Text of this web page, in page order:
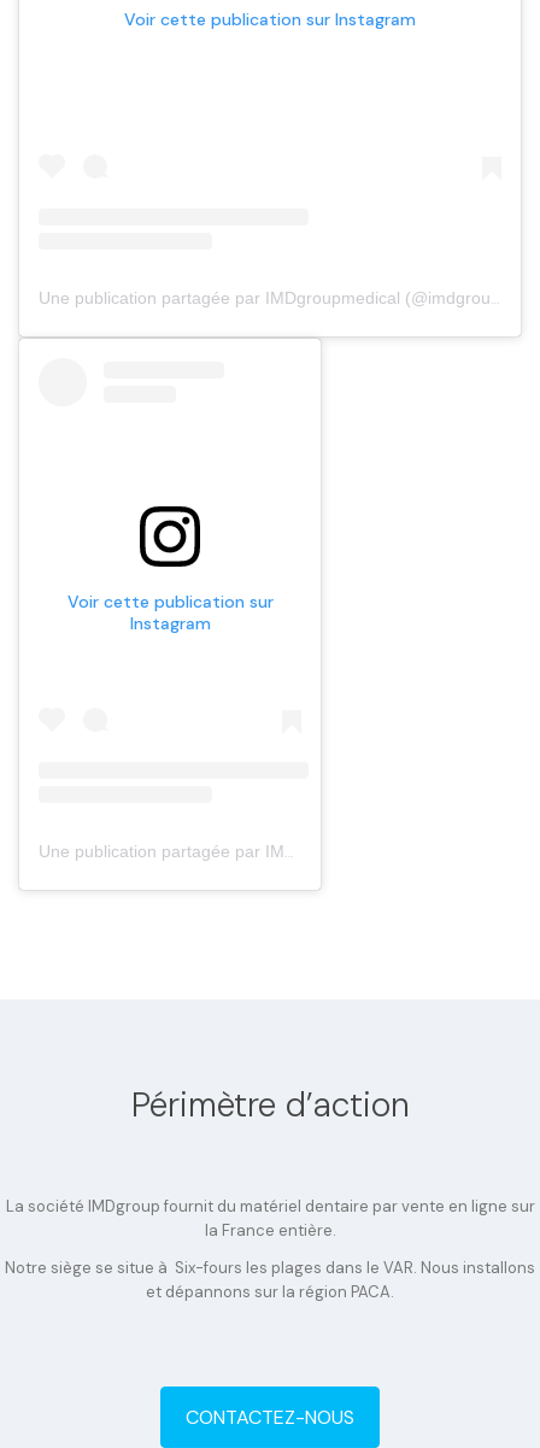
Voir cette publication sur Instagram
Une publication partagée par IMDgroupmedical (@imdgroupmedical)
Voir cette publication sur
Instagram
Une publication partagée par IMDgroupmedical (@imdgroupmedical)
Périmètre d’action
La société IMDgroup fournit du matériel dentaire par vente en ligne sur
la France entière.
Notre siège se situe à Six-fours les plages dans le VAR. Nous installons
et dépannons sur la région PACA.
CONTACTEZ-NOUS